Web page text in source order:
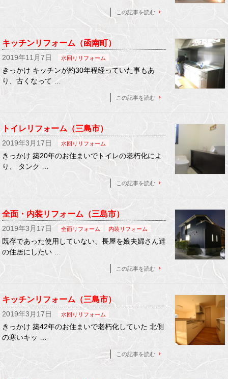
この記事を読む
キッチンリフォーム（函南町）
2019年11月7日 水回りリフォーム
きっかけ キッチンが約30年程経っていた事もあ
り、古くなって …
この記事を読む
トイレリフォーム（三島市）
2019年3月17日 水回りリフォーム
きっかけ 築20年のお住まいでトイレの老朽化によ
り、 タンク …
この記事を読む
全面・内装リフォーム（三島市）
2019年3月17日 全面リフォーム 内装リフォーム
既存であった使用していない、長屋を娘夫婦さん達
の住居にしたい …
この記事を読む
キッチンリフォーム（三島市）
2019年3月17日 水回りリフォーム
きっかけ 築42年のお住まいで老朽化していた 北側
の寒いキッ …
この記事を読む